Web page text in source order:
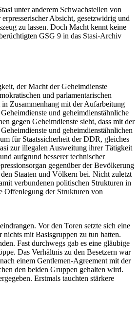
unter anderem Schwachstellen von
Absicht, gesetzwidrig und
zu lassen. Doch Macht kennt keine
GSG 9 in das Stasi-Archiv
der Macht der Geheimdienste
und parlamentarischen
Zusammenhang mit der Aufarbeitung
und geheimdienstähnliche
gegen Geheimdienste sieht, dass mit der
und geheimdienstähnlichen
für Staatssicherheit der DDR, gleiches
zur illegalen Ausweitung ihrer Tätigkeit
aufgrund besserer technischer
gegenüber der Bevölkerung
Staaten und Völkern bei. Nicht zuletzt
verbundenen politischen Strukturen in
Offenlegung der Strukturen von
Vor den Toren setzte sich eine
mit Basisgruppen zu tun hatten.
Fast durchwegs gab es eine gläubige
Das Verhältnis zu den Besetzern war
einem Gentlemen-Agreement mit der
den beiden Gruppen gehalten wird.
Erstmals tauchten stärkere